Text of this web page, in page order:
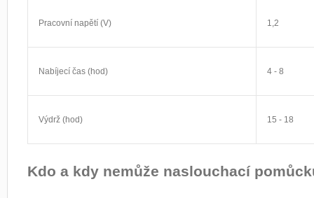
Pracovní napětí (V) 1,2
Nabíjecí čas (hod) 4 - 8
Výdrž (hod) 15 - 18
Kdo a kdy nemůže naslouchací